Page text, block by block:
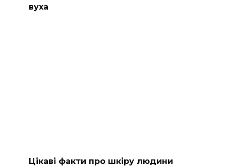
вуха
Цікаві факти про шкіру людини